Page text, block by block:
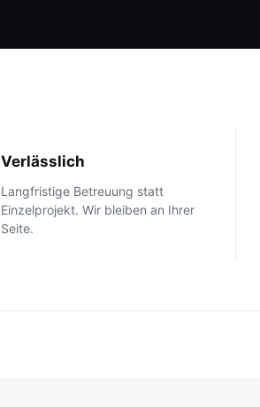
Verlässlich
Langfristige Betreuung statt
Einzelprojekt. Wir bleiben an Ihrer
Seite.